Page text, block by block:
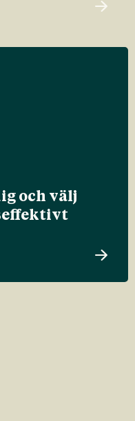
och välj